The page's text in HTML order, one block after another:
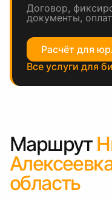
Договор,
документы,
Расчёт для
Все услуги для
Маршрут
область